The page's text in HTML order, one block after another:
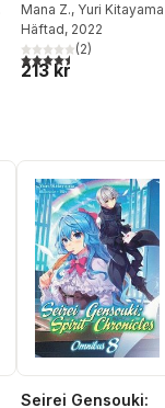
antal röster:
Omnibus 4 (Light
Novel)
Mana Z., Yuri Kitayama
Häftad, 2022
4,5utav 5 stjärnor.
(2)
213 kr
Seirei Gensouki: